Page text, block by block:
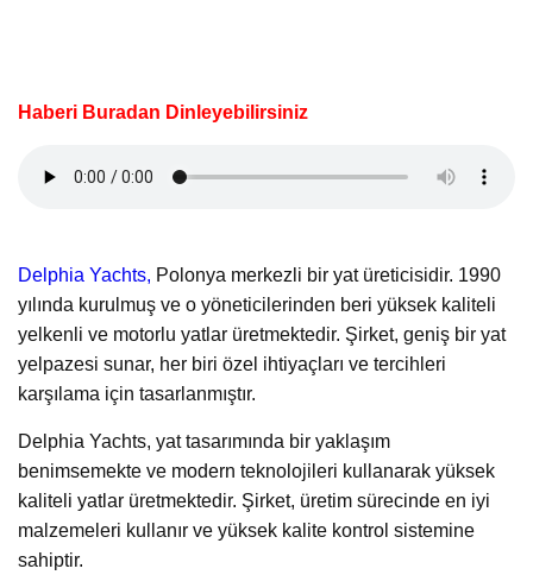
Haberi Buradan Dinleyebilirsiniz
Delphia Yachts, Polonya merkezli bir yat üreticisidir. 1990
yılında kurulmuş ve o yöneticilerinden beri yüksek kaliteli
yelkenli ve motorlu yatlar üretmektedir. Şirket, geniş bir yat
yelpazesi sunar, her biri özel ihtiyaçları ve tercihleri ​​
karşılama için tasarlanmıştır.
Delphia Yachts, yat tasarımında bir yaklaşım
benimsemekte ve modern teknolojileri kullanarak yüksek
kaliteli yatlar üretmektedir. Şirket, üretim sürecinde en iyi
malzemeleri kullanır ve yüksek kalite kontrol sistemine
sahiptir.